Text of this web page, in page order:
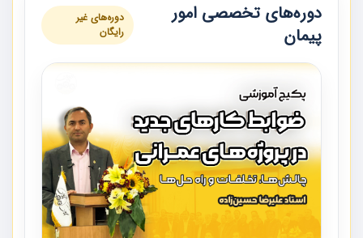
دوره‌های تخصصی امور
پیمان
دوره‌های غیر
رایگان